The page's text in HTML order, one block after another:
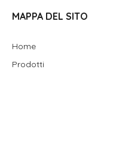
MAPPA DEL SITO
Home
Prodotti